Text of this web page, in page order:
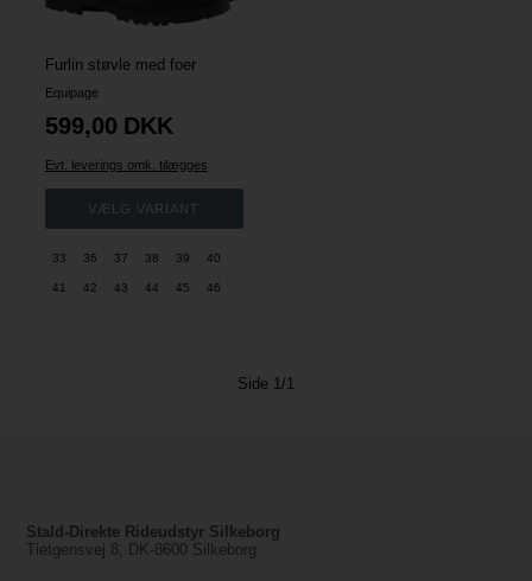
Furlin støvle med foer
Equipage
599,00 DKK
Evt. leverings omk. tilægges
33 36 37 38 39 40
41 42 43 44 45 46
Side 1/1
Stald-Direkte Rideudstyr Silkeborg
Tietgensvej 8, DK-8600 Silkeborg